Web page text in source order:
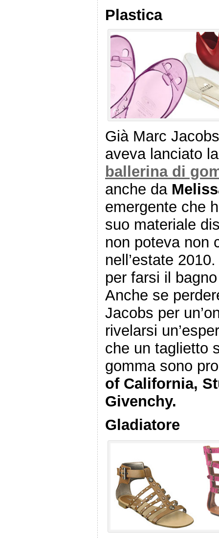
Plastica
Già Marc
aveva lanciato
ballerina di
anche da
emergente che
suo materiale
non poteva non
nell’estate
per farsi il
Anche se
Jacobs per
rivelarsi
che un taglietto
gomma sono
of California,
Givenchy.
Gladiatore